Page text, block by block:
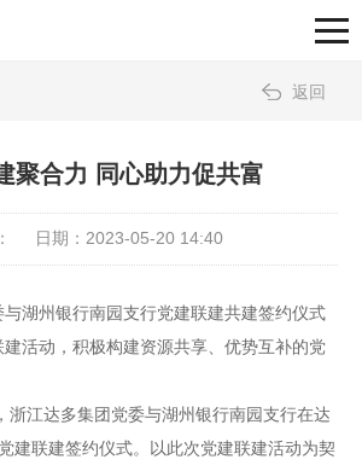
返回
聚合力 同心助力促共富
日期：2023-05-20 14:40
湖州银行南园支行党建联建共建签约仪式
活动，积极构建资源共享、优势互补的党
江达多集团党委与湖州银行南园支行在达
建联建签约仪式。以此次党建联建活动为契